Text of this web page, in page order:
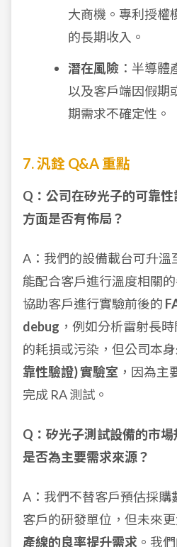
大商機。專利授權
的長期收入。
潛在風險 ：半導體
以及客戶端因假期
期需求不確定性。
7. 汎銓 Q&A 重點
Q：公司在矽光子的可靠性
方面是否有佈局？
A：我們的設備載台可升溫
能配合客戶進行溫度相關
協助客戶進行實驗前後的
debug ，例如分析雷射長
的耗損或污染，但公司本身
靠性驗證) 實驗室 ，因為主
完成 RA 測試。
Q：矽光子測試設備的市
是否為主要需求來源？
A：我們不替客戶預估採購
客戶的研發單位，但未來
產線的良率提升需求 。我